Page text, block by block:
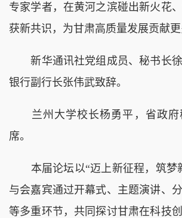
专家学者，在黄河之滨碰出新火花
获新共识，为甘肃高质量发展贡献更
新华通讯社党组成员、秘书长徐
银行副行长张伟武致辞。
兰州大学校长杨勇平，省政府
席。
本届论坛以“迈上新征程，筑梦
与会嘉宾通过开幕式、主题演讲、
等多重环节，共同探讨甘肃在科技创